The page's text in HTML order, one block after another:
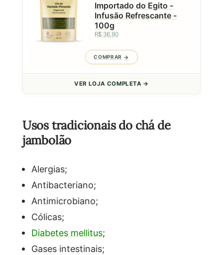
Importado do Egito -
Infusão Refrescante -
100g
R$ 36,90
COMPRAR
VER LOJA COMPLETA →
Usos tradicionais do chá de
jambolão
Alergias;
Antibacteriano;
Antimicrobiano;
Cólicas;
Diabetes mellitus;
Gases intestinais;